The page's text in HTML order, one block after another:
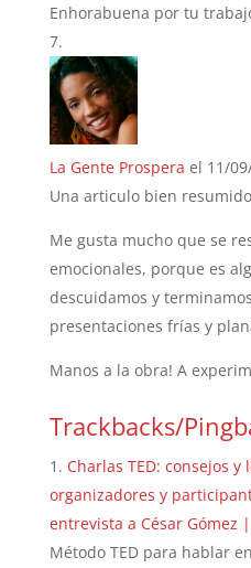
Enhorabuena por tu
La Gente Prospera el 11/
Una articulo bien
Me gusta mucho que se
emocionales, porque es
descuidamos y
presentaciones frías y
Manos a la obra! A
Trackbacks/
Charlas TED: consejos y
organizadores y
entrevista a César Gómez
Método TED para hablar